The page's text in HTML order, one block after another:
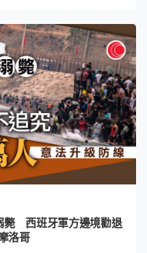
智．商傳》訪問時指出，
的金融優勢，除了有完善
的資本市場，「就是（市
要的資本市場，近期新股
有龐大的內地市場，透過
場活動帶來香港。」 本港
善跨境理財通，盧彩雲表
可以進一步擴闊，「例如
，雖然（理財通）已將
港專業投資者門檻水
多選擇。」 本港亦計劃
盧彩雲指出機構投資者及
多元產品正好符合他們的
斃 西班牙軍方邊境勸退
洛哥